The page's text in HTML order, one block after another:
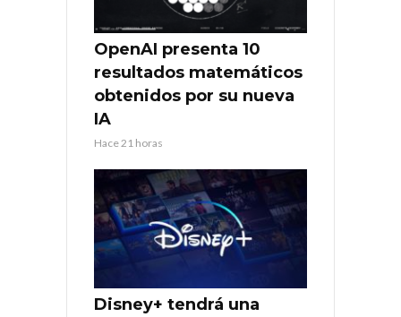
OpenAI presenta 10
resultados matemáticos
obtenidos por su nueva
IA
Hace 21 horas
Disney+ tendrá una